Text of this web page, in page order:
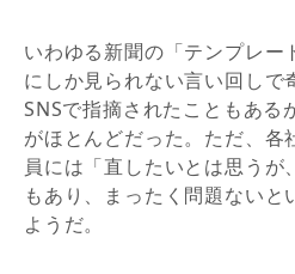
いわゆる新聞の「テンプレー
にしか見られない言い回しで
SNSで指摘されたこともある
がほとんどだった。ただ、各
員には「直したいとは思う
もあり、まったく問題ないと
ようだ。